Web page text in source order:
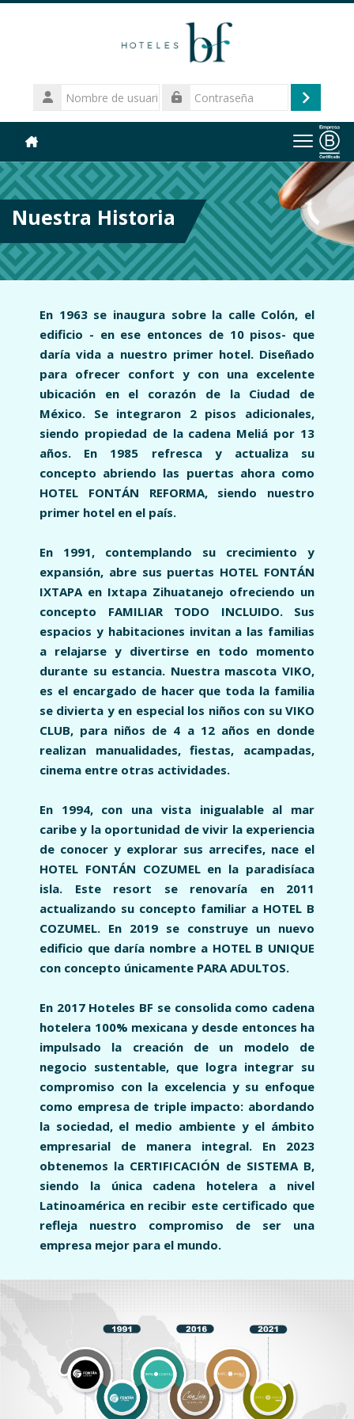
Nombre
de
usuario
Acceder
Nuestra Historia
En 1963 se inaugura sobre la calle Colón, el
edificio - en ese entonces de 10 pisos- que
daría vida a nuestro primer hotel. Diseñado
para ofrecer confort y con una excelente
ubicación en el corazón de la Ciudad de
México. Se integraron 2 pisos adicionales,
siendo propiedad de la cadena Meliá por 13
años. En 1985 refresca y actualiza su
concepto abriendo las puertas ahora como
HOTEL FONTÁN REFORMA, siendo nuestro
primer hotel en el país.
En 1991, contemplando su crecimiento y
expansión, abre sus puertas HOTEL FONTÁN
IXTAPA en Ixtapa Zihuatanejo ofreciendo un
concepto FAMILIAR TODO INCLUIDO. Sus
espacios y habitaciones invitan a las familias
a relajarse y divertirse en todo momento
durante su estancia. Nuestra mascota VIKO,
es el encargado de hacer que toda la familia
se divierta y en especial los niños con su VIKO
CLUB, para niños de 4 a 12 años en donde
realizan manualidades, fiestas, acampadas,
cinema entre otras actividades.
En 1994, con una vista inigualable al mar
caribe y la oportunidad de vivir la experiencia
de conocer y explorar sus arrecifes, nace el
HOTEL FONTÁN COZUMEL en la paradisíaca
isla. Este resort se renovaría en 2011
actualizando su concepto familiar a HOTEL B
COZUMEL. En 2019 se construye un nuevo
edificio que daría nombre a HOTEL B UNIQUE
con concepto únicamente PARA ADULTOS.
En 2017 Hoteles BF se consolida como cadena
hotelera 100% mexicana y desde entonces ha
impulsado la creación de un modelo de
negocio sustentable, que logra integrar su
compromiso con la excelencia y su enfoque
como empresa de triple impacto: abordando
la sociedad, el medio ambiente y el ámbito
empresarial de manera integral. En 2023
obtenemos la CERTIFICACIÓN de SISTEMA B,
siendo la única cadena hotelera a nivel
Latinoamérica en recibir este certificado que
refleja nuestro compromiso de ser una
empresa mejor para el mundo.